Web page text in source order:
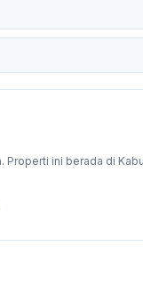
ini berada di